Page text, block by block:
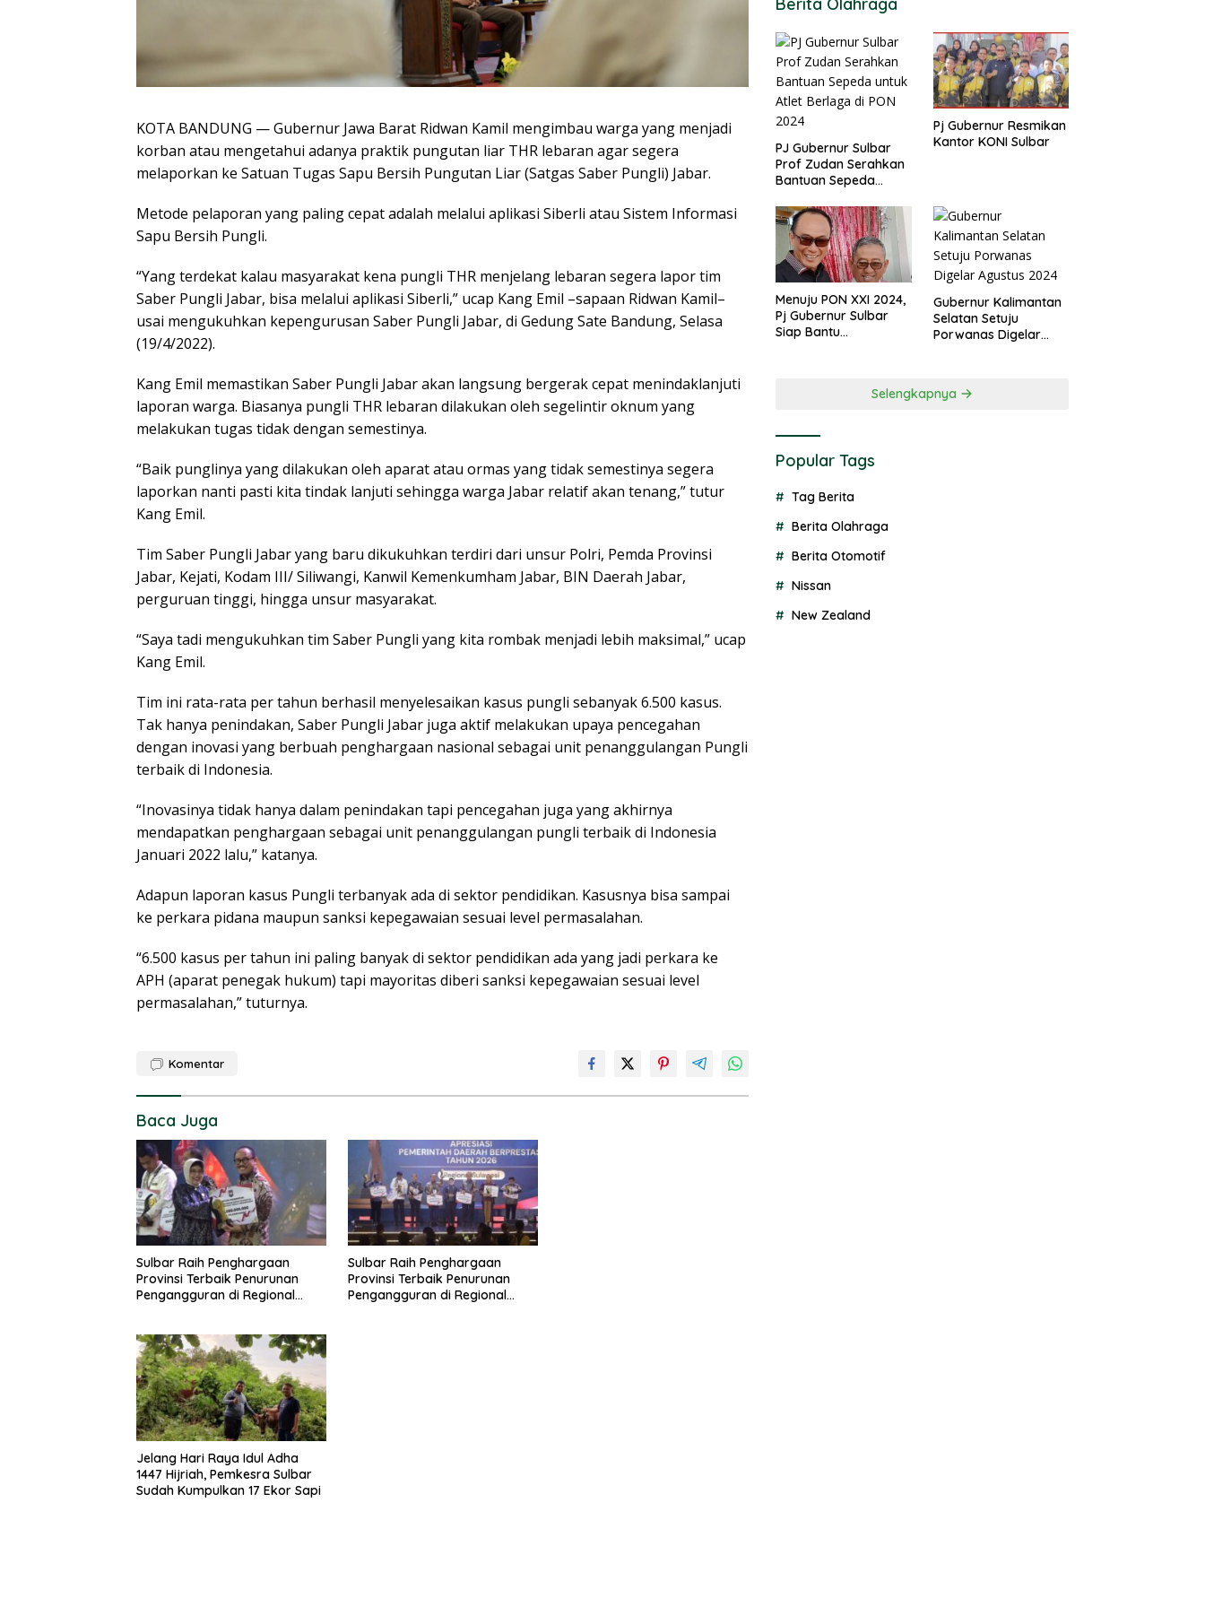
KOTA BANDUNG — Gubernur Jawa Barat Ridwan Kamil mengimbau warga yang menjadi
korban atau mengetahui adanya praktik pungutan liar THR lebaran agar segera
melaporkan ke Satuan Tugas Sapu Bersih Pungutan Liar (Satgas Saber Pungli) Jabar.
Metode pelaporan yang paling cepat adalah melalui aplikasi Siberli atau Sistem Informasi
Sapu Bersih Pungli.
“Yang terdekat kalau masyarakat kena pungli THR menjelang lebaran segera lapor tim
Saber Pungli Jabar, bisa melalui aplikasi Siberli,” ucap Kang Emil –sapaan Ridwan Kamil–
usai mengukuhkan kepengurusan Saber Pungli Jabar, di Gedung Sate Bandung, Selasa
(19/4/2022).
Kang Emil memastikan Saber Pungli Jabar akan langsung bergerak cepat menindaklanjuti
laporan warga. Biasanya pungli THR lebaran dilakukan oleh segelintir oknum yang
melakukan tugas tidak dengan semestinya.
“Baik punglinya yang dilakukan oleh aparat atau ormas yang tidak semestinya segera
laporkan nanti pasti kita tindak lanjuti sehingga warga Jabar relatif akan tenang,” tutur
Kang Emil.
Tim Saber Pungli Jabar yang baru dikukuhkan terdiri dari unsur Polri, Pemda Provinsi
Jabar, Kejati, Kodam III/ Siliwangi, Kanwil Kemenkumham Jabar, BIN Daerah Jabar,
perguruan tinggi, hingga unsur masyarakat.
“Saya tadi mengukuhkan tim Saber Pungli yang kita rombak menjadi lebih maksimal,” ucap
Kang Emil.
Tim ini rata-rata per tahun berhasil menyelesaikan kasus pungli sebanyak 6.500 kasus.
Tak hanya penindakan, Saber Pungli Jabar juga aktif melakukan upaya pencegahan
dengan inovasi yang berbuah penghargaan nasional sebagai unit penanggulangan Pungli
terbaik di Indonesia.
“Inovasinya tidak hanya dalam penindakan tapi pencegahan juga yang akhirnya
mendapatkan penghargaan sebagai unit penanggulangan pungli terbaik di Indonesia
Januari 2022 lalu,” katanya.
Adapun laporan kasus Pungli terbanyak ada di sektor pendidikan. Kasusnya bisa sampai
ke perkara pidana maupun sanksi kepegawaian sesuai level permasalahan.
“6.500 kasus per tahun ini paling banyak di sektor pendidikan ada yang jadi perkara ke
APH (aparat penegak hukum) tapi mayoritas diberi sanksi kepegawaian sesuai level
permasalahan,” tuturnya.
Komentar
Baca Juga
Sulbar Raih Penghargaan
Provinsi Terbaik Penurunan
Pengangguran di Regional
Sulbar Raih Penghargaan
Provinsi Terbaik Penurunan
Pengangguran di Regional
Jelang Hari Raya Idul Adha
1447 Hijriah, Pemkesra Sulbar
Sudah Kumpulkan 17 Ekor Sapi
PJ Gubernur Sulbar
Prof Zudan Serahkan
Bantuan Sepeda
PON 2024
Pj Gubernur Resmikan
Kantor KONI Sulbar
Menuju PON XXI 2024,
Pj Gubernur Sulbar
Siap Bantu
Gubernur Kalimantan
Selatan Setuju
Porwanas Digelar
Selengkapnya
Popular Tags
Tag Berita
Berita Olahraga
Berita Otomotif
Nissan
New Zealand